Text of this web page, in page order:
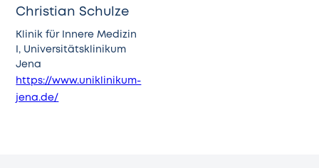
Christian Schulze
Klinik für Innere Medizin
I, Universitätsklinikum
Jena
https://www.uniklinikum-
jena.de/